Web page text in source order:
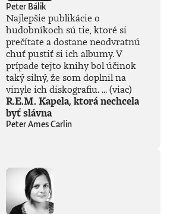
Peter Bálik
Najlepšie publikácie o
hudobníkoch sú tie, ktoré si
prečítate a dostane neodvratnú
chuť pustiť si ich albumy. V
prípade tejto knihy bol účinok
taký silný, že som doplnil na
vinyle ich diskografiu. ...(viac)
R.E.M. Kapela, ktorá nechcela
byť slávna
Peter Ames Carlin